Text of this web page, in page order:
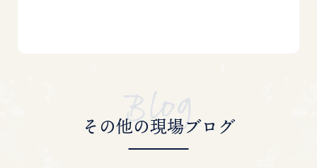
その他の現場ブログ